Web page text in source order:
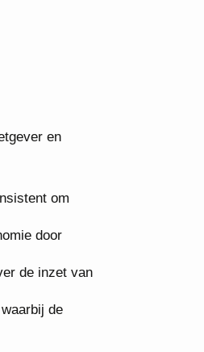
en
om
door
de inzet van
de